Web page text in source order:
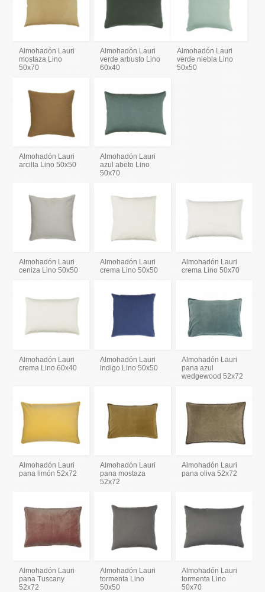
Almohadón Lauri
mostaza Lino
50x70
Almohadón Lauri
verde arbusto Lino
60x40
Almohadón Lauri
verde niebla Lino
50x50
Almohadón Lauri
arcilla Lino 50x50
Almohadón Lauri
azul abeto Lino
50x70
Almohadón Lauri
ceniza Lino 50x50
Almohadón Lauri
crema Lino 50x50
Almohadón Lauri
crema Lino 50x70
Almohadón Lauri
crema Lino 60x40
Almohadón Lauri
indigo Lino 50x50
Almohadón Lauri
pana azul
wedgewood 52x72
Almohadón Lauri
pana limón 52x72
Almohadón Lauri
pana mostaza
52x72
Almohadón Lauri
pana oliva 52x72
Almohadón Lauri
pana Tuscany
52x72
Almohadón Lauri
tormenta Lino
50x50
Almohadón Lauri
tormenta Lino
50x70